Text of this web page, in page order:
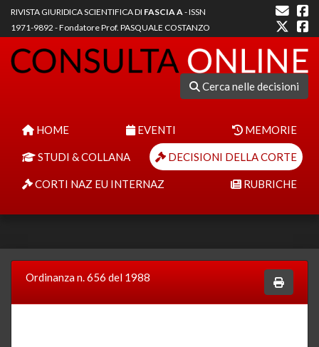
RIVISTA GIURIDICA SCIENTIFICA DI FASCIA A- ISSN
1971-9892 - Fondatore Prof. PASQUALE COSTANZO
Cerca nelle decisioni
HOME EVENTI MEMORIE
STUDI & COLLANA DECISIONI DELLA CORTE
CORTI NAZ EU INTERNAZ RUBRICHE
Ordinanza n. 656 del 1988